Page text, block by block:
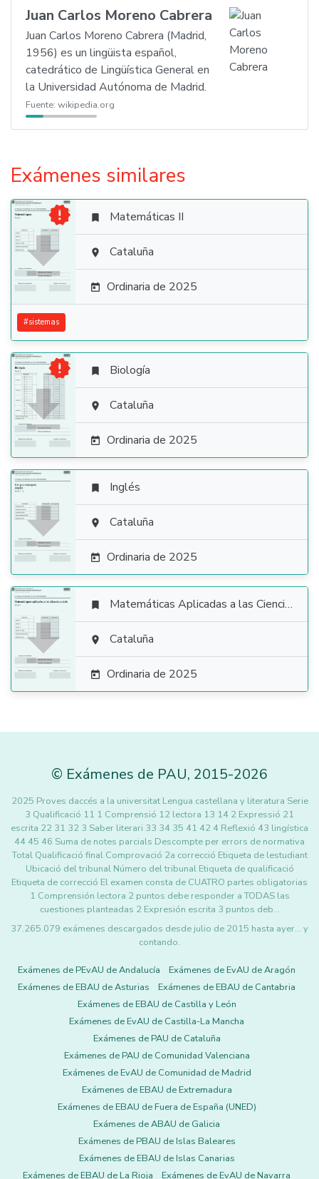
Juan Carlos Moreno Cabrera
Juan Carlos Moreno Cabrera (Madrid,
1956) es un lingüista español,
catedrático de Lingüística General en
la Universidad Autónoma de Madrid.
Fuente: wikipedia.org
Exámenes similares

  Matemáticas II
 Cataluña
 Ordinaria de 2025
#sistemas

  Biología
 Cataluña
 Ordinaria de 2025

 Inglés
 Cataluña
 Ordinaria de 2025

 Matemáticas Aplicadas a las Ciencias Sociales
 Cataluña
 Ordinaria de 2025
© Exámenes de PAU, 2015-2026
2025 Proves daccés a la universitat Lengua castellana y literatura Serie
3 Qualificació 11 1 Comprensió 12 lectora 13 14 2 Expressió 21
escrita 22 31 32 3 Saber literari 33 34 35 41 42 4 Reflexió 43 lingística
44 45 46 Suma de notes parcials Descompte per errors de normativa
Total Qualificació final Comprovació 2a correcció Etiqueta de lestudiant
Ubicació del tribunal Número del tribunal Etiqueta de qualificació
Etiqueta de correcció El examen consta de CUATRO partes obligatorias
1 Comprensión lectora 2 puntos debe responder a TODAS las
cuestiones planteadas 2 Expresión escrita 3 puntos deb…
37.265.079 exámenes descargados desde julio de 2015 hasta ayer... y
contando.
Exámenes de PEvAU de Andalucía
Exámenes de EvAU de Aragón
Exámenes de EBAU de Asturias
Exámenes de EBAU de Cantabria
Exámenes de EBAU de Castilla y León
Exámenes de EvAU de Castilla-La Mancha
Exámenes de PAU de Cataluña
Exámenes de PAU de Comunidad Valenciana
Exámenes de EvAU de Comunidad de Madrid
Exámenes de EBAU de Extremadura
Exámenes de EBAU de Fuera de España (UNED)
Exámenes de ABAU de Galicia
Exámenes de PBAU de Islas Baleares
Exámenes de EBAU de Islas Canarias
Exámenes de EBAU de La Rioja
Exámenes de EvAU de Navarra